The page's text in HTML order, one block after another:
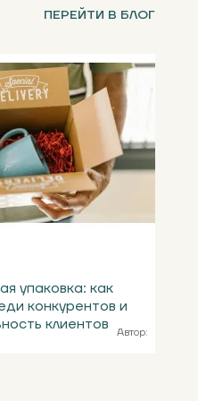
упаковка: как
конкурентов и
клиентов
Автор:
ПЕРЕЙТИ В БЛОГ